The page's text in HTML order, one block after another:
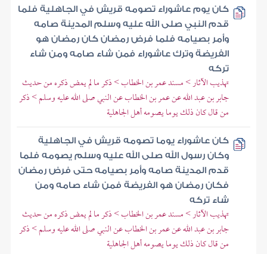
كان يوم عاشوراء تصومه قريش في الجاهلية فلما
قدم النبي صلى الله عليه وسلم المدينة صامه
وأمر بصيامه فلما فرض رمضان كان رمضان هو
الفريضة وترك عاشوراء فمن شاء صامه ومن شاء
تركه
تهذيب الآثار > مسند عمر بن الخطاب > ذكر ما لم يمض ذكره من حديث
جابر بن عبد الله عن عمر بن الخطاب عن النبي صلى الله عليه وسلم > ذكر
من قال كان ذلك يوما يصومه أهل الجاهلية
كان عاشوراء يوما تصومه قريش في الجاهلية
وكان رسول الله صلى الله عليه وسلم يصومه فلما
قدم المدينة صامه وأمر بصيامه حتى فرض رمضان
فكان رمضان هو الفريضة فمن شاء صامه ومن
شاء تركه
تهذيب الآثار > مسند عمر بن الخطاب > ذكر ما لم يمض ذكره من حديث
جابر بن عبد الله عن عمر بن الخطاب عن النبي صلى الله عليه وسلم > ذكر
من قال كان ذلك يوما يصومه أهل الجاهلية